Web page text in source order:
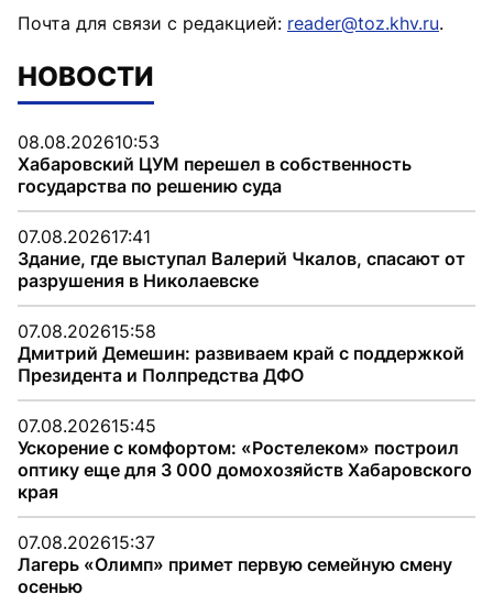
Почта для связи с редакцией: reader@toz.khv.ru.
НОВОСТИ
08.08.202610:53
Хабаровский ЦУМ перешел в собственность
государства по решению суда
07.08.202617:41
Здание, где выступал Валерий Чкалов, спасают от
разрушения в Николаевске
07.08.202615:58
Дмитрий Демешин: развиваем край с поддержкой
Президента и Полпредства ДФО
07.08.202615:45
Ускорение с комфортом: «Ростелеком» построил
оптику еще для 3 000 домохозяйств Хабаровского
края
07.08.202615:37
Лагерь «Олимп» примет первую семейную смену
осенью